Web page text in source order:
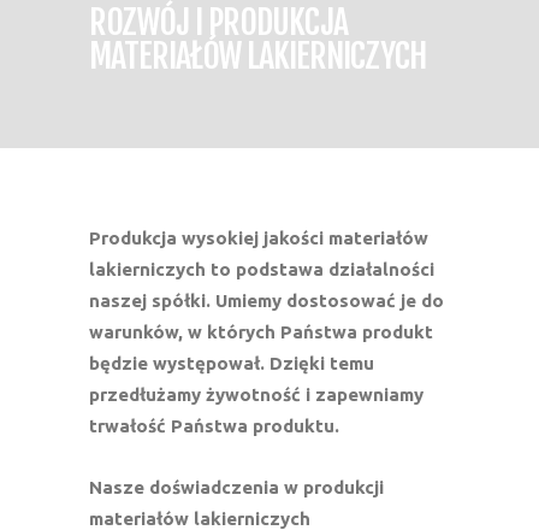
ROZWÓJ I PRODUKCJA
MATERIAŁÓW LAKIERNICZYCH
Produkcja wysokiej jakości materiałów
lakierniczych to podstawa działalności
naszej spółki. Umiemy dostosować je do
warunków, w których Państwa produkt
będzie występował. Dzięki temu
przedłużamy żywotność i zapewniamy
trwałość Państwa produktu.
Nasze doświadczenia w produkcji
materiałów lakierniczych